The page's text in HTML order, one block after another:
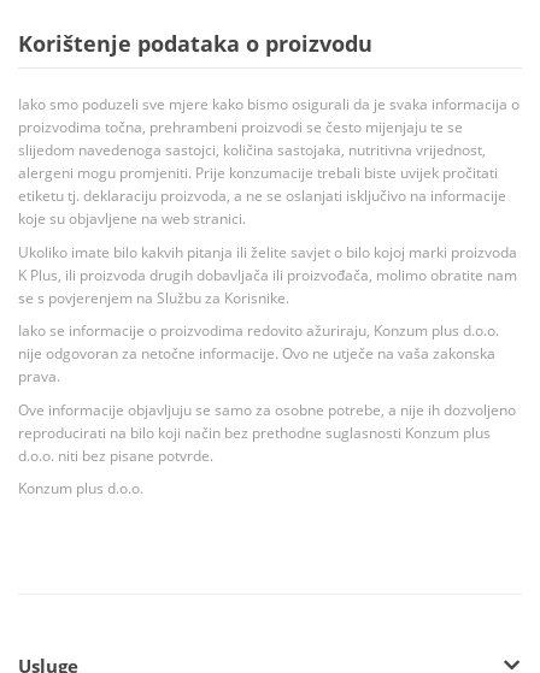
Korištenje podataka o proizvodu
Iako smo poduzeli sve mjere kako bismo osigurali da je svaka informacija o
proizvodima točna, prehrambeni proizvodi se često mijenjaju te se
slijedom navedenoga sastojci, količina sastojaka, nutritivna vrijednost,
alergeni mogu promjeniti. Prije konzumacije trebali biste uvijek pročitati
etiketu tj. deklaraciju proizvoda, a ne se oslanjati isključivo na informacije
koje su objavljene na web stranici.
Ukoliko imate bilo kakvih pitanja ili želite savjet o bilo kojoj marki proizvoda
K Plus, ili proizvoda drugih dobavljača ili proizvođača, molimo obratite nam
se s povjerenjem na Službu za Korisnike.
Iako se informacije o proizvodima redovito ažuriraju, Konzum plus d.o.o.
nije odgovoran za netočne informacije. Ovo ne utječe na vaša zakonska
prava.
Ove informacije objavljuju se samo za osobne potrebe, a nije ih dozvoljeno
reproducirati na bilo koji način bez prethodne suglasnosti Konzum plus
d.o.o. niti bez pisane potvrde.
Konzum plus d.o.o.
Usluge